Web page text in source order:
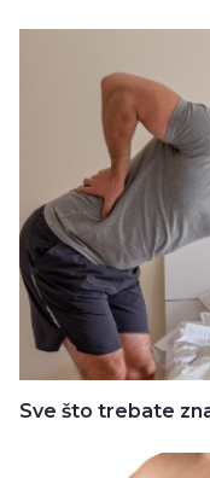
Sve što trebate